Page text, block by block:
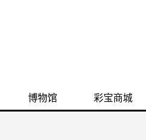
博物馆 彩宝商城